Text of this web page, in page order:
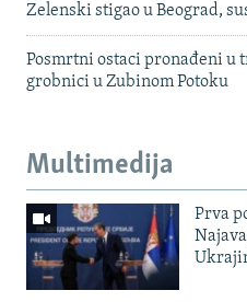
Zelenski stigao u Beograd,
Posmrtni ostaci pronađeni u
grobnici u Zubinom Potoku
Multimedija
Prva